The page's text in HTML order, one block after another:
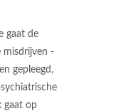
gaat de
misdrijven -
gepleegd,
gaat op